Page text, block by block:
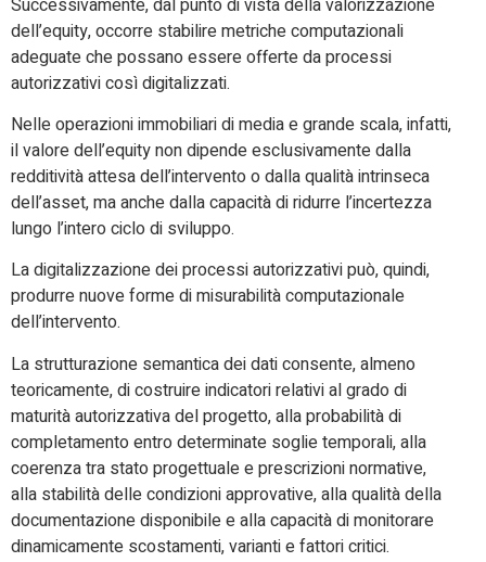
dell’equity, occorre stabilire metriche computazionali
adeguate che possano essere offerte da processi
autorizzativi così digitalizzati.
Nelle operazioni immobiliari di media e grande scala, infatti,
il valore dell’equity non dipende esclusivamente dalla
redditività attesa dell’intervento o dalla qualità intrinseca
dell’asset, ma anche dalla capacità di ridurre l’incertezza
lungo l’intero ciclo di sviluppo.
La digitalizzazione dei processi autorizzativi può, quindi,
produrre nuove forme di misurabilità computazionale
dell’intervento.
La strutturazione semantica dei dati consente, almeno
teoricamente, di costruire indicatori relativi al grado di
maturità autorizzativa del progetto, alla probabilità di
completamento entro determinate soglie temporali, alla
coerenza tra stato progettuale e prescrizioni normative,
alla stabilità delle condizioni approvative, alla qualità della
documentazione disponibile e alla capacità di monitorare
dinamicamente scostamenti, varianti e fattori critici.